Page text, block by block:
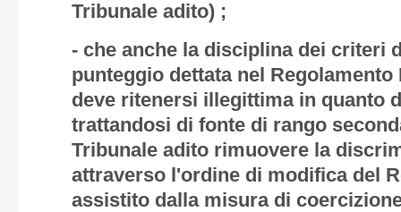
Tribunale adito) ;
- che anche la disciplina dei criteri
punteggio dettata nel Regolamento
deve ritenersi illegittima in quanto
trattandosi di fonte di rango
Tribunale adito rimuovere la
attraverso l'ordine di modifica del
assistito dalla misura di